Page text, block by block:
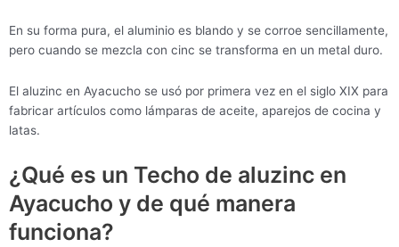
En su forma pura, el aluminio es blando y se corroe sencillamente,
pero cuando se mezcla con cinc se transforma en un metal duro.
El aluzinc en Ayacucho se usó por primera vez en el siglo XIX para
fabricar artículos como lámparas de aceite, aparejos de cocina y
latas.
¿Qué es un Techo de aluzinc en
Ayacucho y de qué manera
funciona?